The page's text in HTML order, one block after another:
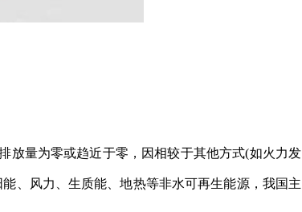
放量为零或趋近于零，因相较于其他方式(如火力发
、风力、生质能、地热等非水可再生能源，我国主